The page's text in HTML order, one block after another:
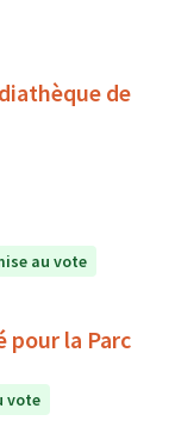
de
au vote
pour la Parc
vote